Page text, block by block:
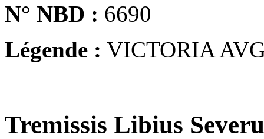
N° NBD : 6690
Légende : VICTORIA
Tremissis Libius